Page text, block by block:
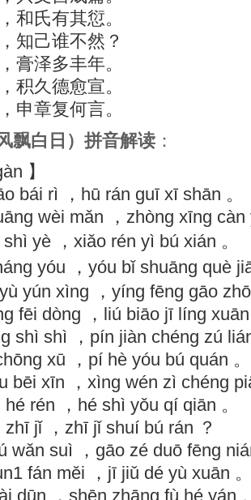
和氏有其愆。
知己谁不然？
膏泽多丰年。
积久德愈宣。
申章复何言。
飘白日）拼音解读 ：
】
bái rì ，hū rán guī xī shān 。
wèi mǎn ，zhòng xīng
yè ，xiǎo rén yì bú xián 。
yóu ，yóu bǐ shuāng què
yún xìng ，yíng fēng gāo
fēi dòng ，liú biāo jī líng
shì shì ，pín jiàn chéng zú
xū ，pí hè yóu bú quán
bēi xīn ，xìng wén zì chéng
rén ，hé shì yǒu qí qiān 。
jǐ ，zhī jǐ shuí bú rán ？
wǎn suì ，gāo zé duō fēng
fán měi ，jī jiǔ dé yù xuān
dūn ，shēn zhāng fù hé yán